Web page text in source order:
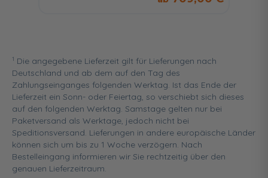
1 Die angegebene Lieferzeit gilt für Lieferungen nach
Deutschland und ab dem auf den Tag des
Zahlungseinganges folgenden Werktag. Ist das Ende der
Lieferzeit ein Sonn- oder Feiertag, so verschiebt sich dieses
auf den folgenden Werktag. Samstage gelten nur bei
Paketversand als Werktage, jedoch nicht bei
Speditionsversand. Lieferungen in andere europäische Länder
können sich um bis zu 1 Woche verzögern. Nach
Bestelleingang informieren wir Sie rechtzeitig über den
genauen Lieferzeitraum.